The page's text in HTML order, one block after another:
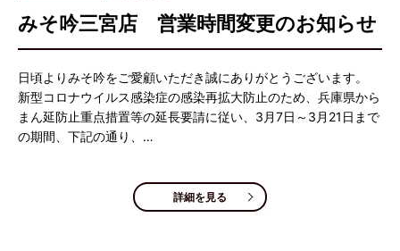
みそ吟三宮店 営業時間変更のお知らせ
日頃よりみそ吟をご愛顧いただき誠にありがとうございます。
新型コロナウイルス感染症の感染再拡大防止のため、兵庫県から
まん延防止重点措置等の延長要請に従い、3月7日～3月21日まで
の期間、下記の通り、…
詳細を見る